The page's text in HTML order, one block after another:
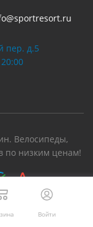
пер. д.5
Велосипеды,
по низким ценам!
Войти